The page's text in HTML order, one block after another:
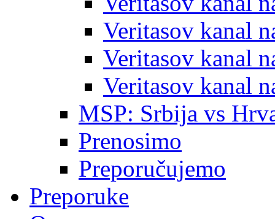
Veritasov kanal
Veritasov kanal
Veritasov kanal
MSP: Srbija vs
Prenosimo
Preporučujemo
Preporuke